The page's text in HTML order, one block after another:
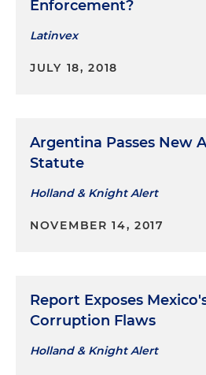
Enforcement?
Latinvex
JULY 18, 2018
Argentina Passes New
Statute
Holland & Knight Alert
NOVEMBER 14, 2017
Report Exposes
Corruption Flaws
Holland & Knight Alert